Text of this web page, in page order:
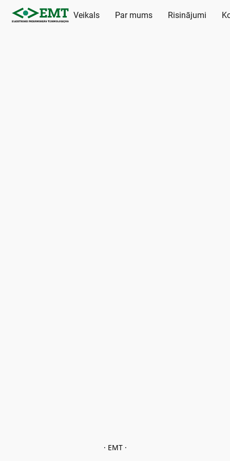
Veikals Par mums Risinājumi
· EMT ·